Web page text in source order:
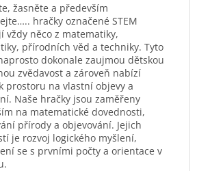
žasněte a především
hračky označené STEM
vždy něco z matematiky,
přírodních věd a techniky. Tyto
dokonale zaujmou dětskou
zvědavost a zároveň nabízí
prostoru na vlastní objevy a
Naše hračky jsou zaměřeny
na matematické dovednosti,
přírody a objevování. Jejich
je rozvoj logického myšlení,
se s prvními počty a orientace v